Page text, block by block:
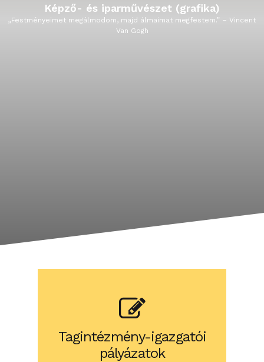
Táncművészet
„Amit már eltáncoltál, azt senki se veheti el tőled.” – Gabriel
Márquez
Tagintézmény-igazgatói
pályázatok